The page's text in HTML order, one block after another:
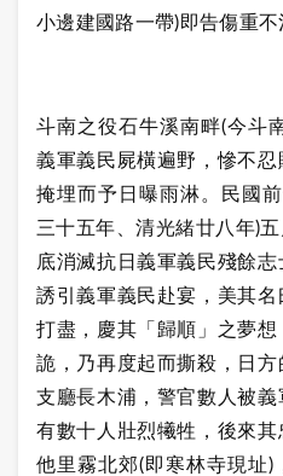
小邊建國路一帶)即告傷重不
斗南之役石牛溪南畔(今斗
義軍義民屍橫遍野，慘不
掩埋而予日曝雨淋。民國
三十五年、清光緒廿八年)
底消滅抗日義軍義民殘餘
誘引義軍義民赴宴，美其
打盡，慶其「歸順」之夢
詭，乃再度起而撕殺，日方
支廳長木浦，警官數人被
有數十人壯烈犧牲，後來
他里霧北郊(即寒林寺現址)